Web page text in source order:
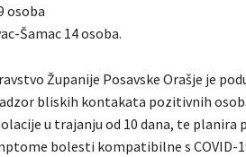
osoba
Šamac 14 osoba.
Županije Posavske Orašje je
bliskih kontakata pozitivnih
u trajanju od 10 dana, te
bolesti kompatibilne s COVID-